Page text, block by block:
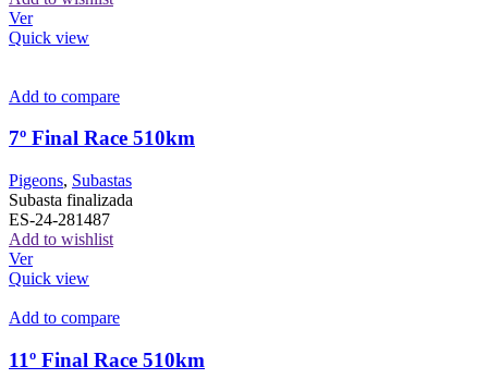
Ver
Quick view
Add to compare
7º Final Race 510km
Pigeons, Subastas
Subasta finalizada
ES-24-281487
Add to wishlist
Ver
Quick view
Add to compare
11º Final Race 510km